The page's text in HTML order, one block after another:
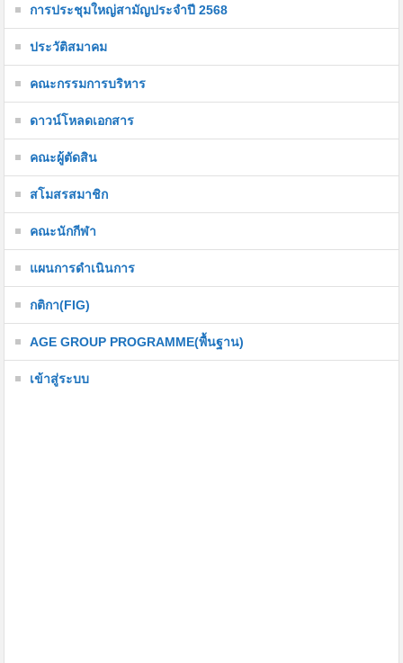
การประชุมใหญ่สามัญประจำปี 2568
ประวัติสมาคม
คณะกรรมการบริหาร
ดาวน์โหลดเอกสาร
คณะผู้ตัดสิน
สโมสรสมาชิก
คณะนักกีฬา
แผนการดำเนินการ
กติกา(FIG)
AGE GROUP PROGRAMME(พื้นฐาน)
เข้าสู่ระบบ